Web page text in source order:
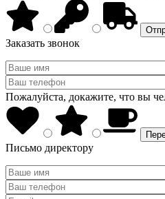
Заказать звонок
Пожалуйста, докажите, что вы
Письмо директору